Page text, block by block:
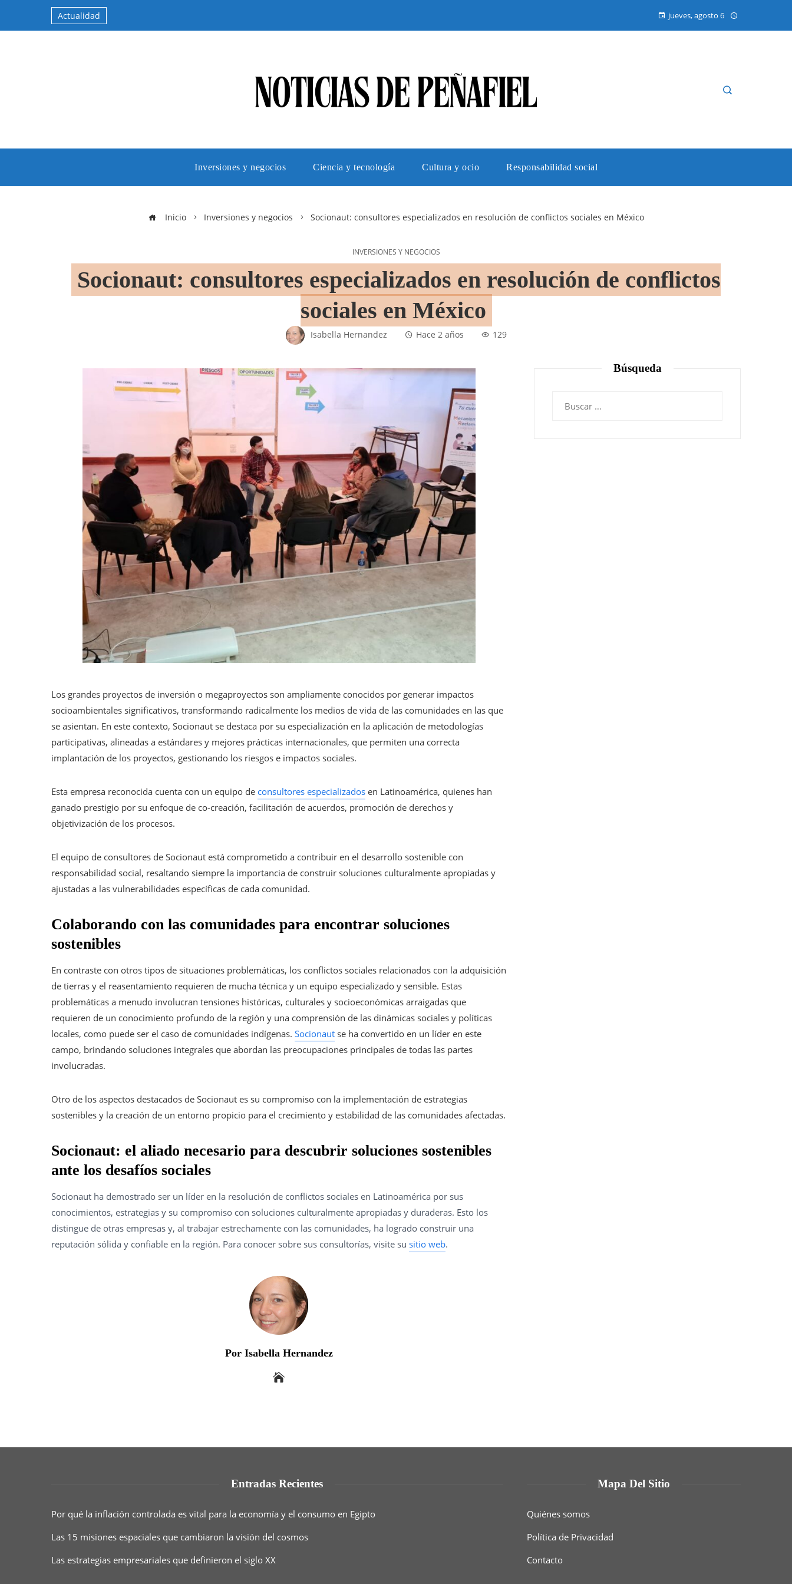
Actualidad jueves, agosto 6
Inversiones y negocios Ciencia y tecnología Cultura y ocio Responsabilidad social
Inicio Inversiones y negocios Socionaut: consultores especializados en resolución de conflictos sociales en México
INVERSIONES Y NEGOCIOS
Socionaut: consultores especializados en resolución de conflictos
sociales en México
Isabella Hernandez Hace 2 años 129
Los grandes proyectos de inversión o megaproyectos son ampliamente conocidos por generar impactos
socioambientales significativos, transformando radicalmente los medios de vida de las comunidades en las que
se asientan. En este contexto, Socionaut se destaca por su especialización en la aplicación de metodologías
participativas, alineadas a estándares y mejores prácticas internacionales, que permiten una correcta
implantación de los proyectos, gestionando los riesgos e impactos sociales.
Esta empresa reconocida cuenta con un equipo de consultores especializados en Latinoamérica, quienes han
ganado prestigio por su enfoque de co-creación, facilitación de acuerdos, promoción de derechos y
objetivización de los procesos.
El equipo de consultores de Socionaut está comprometido a contribuir en el desarrollo sostenible con
responsabilidad social, resaltando siempre la importancia de construir soluciones culturalmente apropiadas y
ajustadas a las vulnerabilidades específicas de cada comunidad.
Colaborando con las comunidades para encontrar soluciones
sostenibles
En contraste con otros tipos de situaciones problemáticas, los conflictos sociales relacionados con la adquisición
de tierras y el reasentamiento requieren de mucha técnica y un equipo especializado y sensible. Estas
problemáticas a menudo involucran tensiones históricas, culturales y socioeconómicas arraigadas que
requieren de un conocimiento profundo de la región y una comprensión de las dinámicas sociales y políticas
locales, como puede ser el caso de comunidades indígenas. Socionaut se ha convertido en un líder en este
campo, brindando soluciones integrales que abordan las preocupaciones principales de todas las partes
involucradas.
Otro de los aspectos destacados de Socionaut es su compromiso con la implementación de estrategias
sostenibles y la creación de un entorno propicio para el crecimiento y estabilidad de las comunidades afectadas.
Socionaut: el aliado necesario para descubrir soluciones sostenibles
ante los desafíos sociales
Socionaut ha demostrado ser un líder en la resolución de conflictos sociales en Latinoamérica por sus
conocimientos, estrategias y su compromiso con soluciones culturalmente apropiadas y duraderas. Esto los
distingue de otras empresas y, al trabajar estrechamente con las comunidades, ha logrado construir una
reputación sólida y confiable en la región. Para conocer sobre sus consultorías, visite su sitio web.
Por Isabella Hernandez
Búsqueda
Entradas Recientes
Por qué la inflación controlada es vital para la economía y el consumo en Egipto
Las 15 misiones espaciales que cambiaron la visión del cosmos
Las estrategias empresariales que definieron el siglo XX
Mapa Del Sitio
Quiénes somos
Política de Privacidad
Contacto